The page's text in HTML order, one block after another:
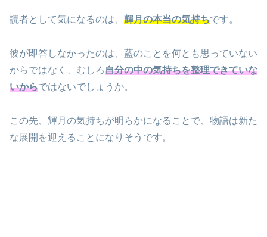
読者として気になるのは、 輝月の本当の気持ちです。
彼が即答しなかったのは、藍のことを何とも思っていない
からではなく、むしろ自分の中の気持ちを整理できていな
いからではないでしょうか。
この先、輝月の気持ちが明らかになることで、物語は新た
な展開を迎えることになりそうです。